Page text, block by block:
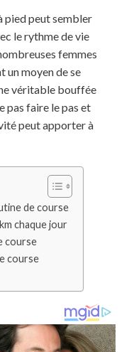
pied peut sembler
le rythme de vie
femmes
un moyen de se
véritable bouffée
pas faire le pas et
peut apporter à
de course
chaque jour
course
course